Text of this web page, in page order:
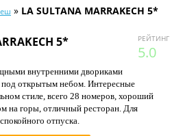
» LA SULTANA MARRAKECH 5*
РЕЙТИНГ
5.0
5*
внутренними двориками
открытым небом. Интересные
стиле, всего 28 номеров, хороший
на горы, отличный ресторан. Для
отпуска.